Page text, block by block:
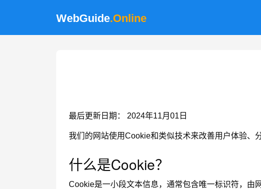
WebGuide.Online
最后更新日期： 2024年11月01日
我们的网站使用Cookie和类似技术来改善用户体验、
什么是Cookie？
Cookie是一小段文本信息，通常包含唯一标识符，由